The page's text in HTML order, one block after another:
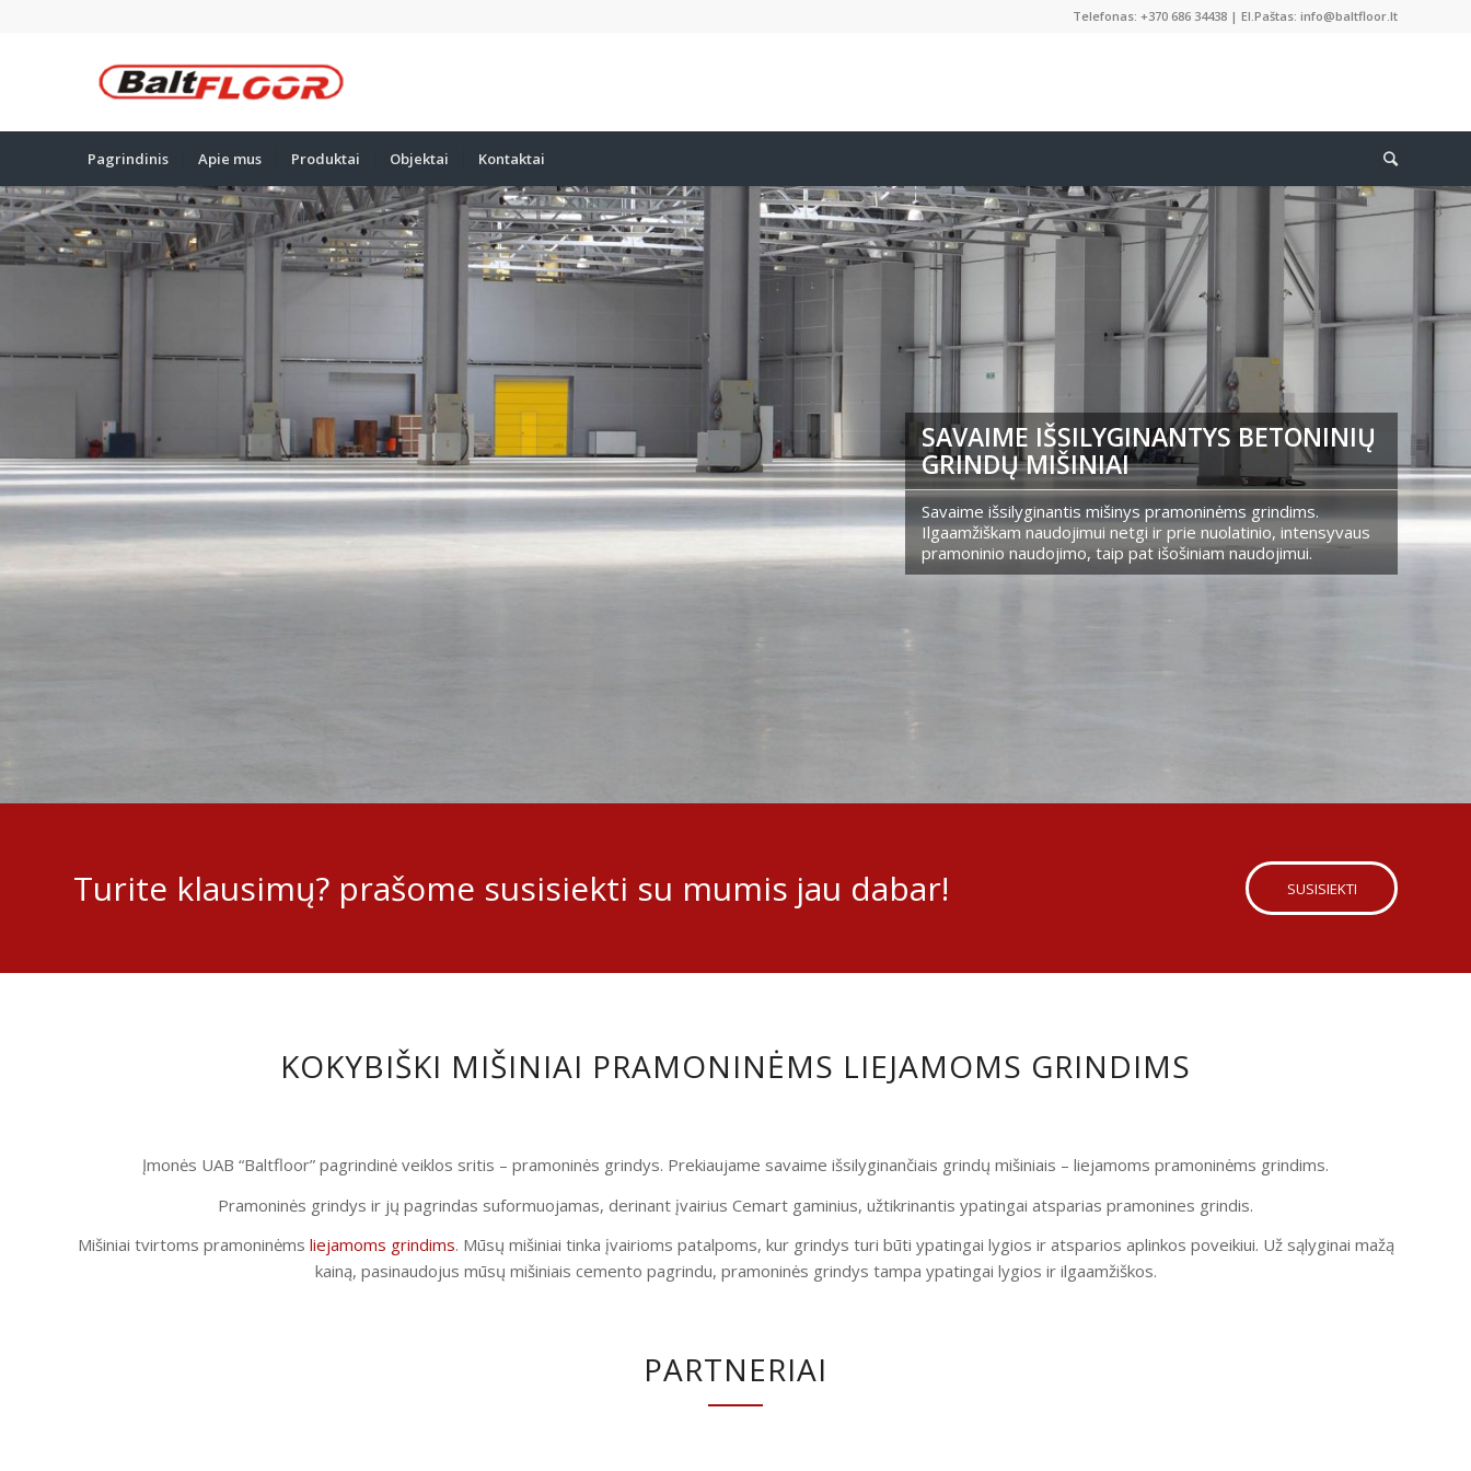
Telefonas: +370 686 34438 | El.Paštas: info@baltfloor.lt
Pagrindinis Apie mus Produktai Objektai Kontaktai
SAVAIME IŠSILYGINANTYS BETONINIŲ
GRINDŲ MIŠINIAI
Savaime išsilyginantis mišinys pramoninėms grindims.
Ilgaamžiškam naudojimui netgi ir prie nuolatinio, intensyvaus
pramoninio naudojimo, taip pat išošiniam naudojimui.
Turite klausimų? prašome susisiekti su mumis jau dabar! SUSISIEKTI
KOKYBIŠKI MIŠINIAI PRAMONINĖMS LIEJAMOMS GRINDIMS
Įmonės UAB “Baltfloor” pagrindinė veiklos sritis – pramoninės grindys. Prekiaujame savaime išsilyginančiais grindų mišiniais – liejamoms pramoninėms grindims.
Pramoninės grindys ir jų pagrindas suformuojamas, derinant įvairius Cemart gaminius, užtikrinantis ypatingai atsparias pramonines grindis.
Mišiniai tvirtoms pramoninėms liejamoms grindims. Mūsų mišiniai tinka įvairioms patalpoms, kur grindys turi būti ypatingai lygios ir atsparios aplinkos poveikiui. Už sąlyginai mažą
kainą, pasinaudojus mūsų mišiniais cemento pagrindu, pramoninės grindys tampa ypatingai lygios ir ilgaamžiškos.
PARTNERIAI